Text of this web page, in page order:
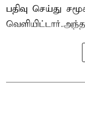
பதிவு செய்து